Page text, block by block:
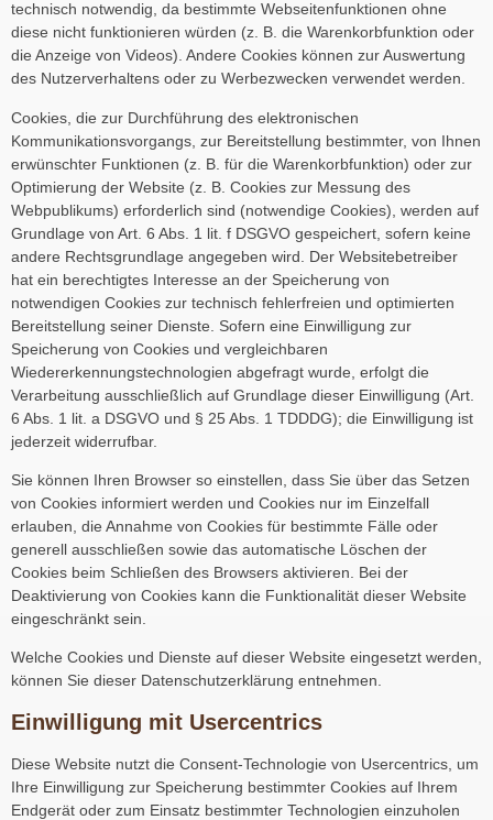
technisch notwendig, da bestimmte Webseitenfunktionen ohne
diese nicht funktionieren würden (z. B. die Warenkorbfunktion oder
die Anzeige von Videos). Andere Cookies können zur Auswertung
des Nutzerverhaltens oder zu Werbezwecken verwendet werden.
Cookies, die zur Durchführung des elektronischen
Kommunikationsvorgangs, zur Bereitstellung bestimmter, von Ihnen
erwünschter Funktionen (z. B. für die Warenkorbfunktion) oder zur
Optimierung der Website (z. B. Cookies zur Messung des
Webpublikums) erforderlich sind (notwendige Cookies), werden auf
Grundlage von Art. 6 Abs. 1 lit. f DSGVO gespeichert, sofern keine
andere Rechtsgrundlage angegeben wird. Der Websitebetreiber
hat ein berechtigtes Interesse an der Speicherung von
notwendigen Cookies zur technisch fehlerfreien und optimierten
Bereitstellung seiner Dienste. Sofern eine Einwilligung zur
Speicherung von Cookies und vergleichbaren
Wiedererkennungstechnologien abgefragt wurde, erfolgt die
Verarbeitung ausschließlich auf Grundlage dieser Einwilligung (Art.
6 Abs. 1 lit. a DSGVO und § 25 Abs. 1 TDDDG); die Einwilligung ist
jederzeit widerrufbar.
Sie können Ihren Browser so einstellen, dass Sie über das Setzen
von Cookies informiert werden und Cookies nur im Einzelfall
erlauben, die Annahme von Cookies für bestimmte Fälle oder
generell ausschließen sowie das automatische Löschen der
Cookies beim Schließen des Browsers aktivieren. Bei der
Deaktivierung von Cookies kann die Funktionalität dieser Website
eingeschränkt sein.
Welche Cookies und Dienste auf dieser Website eingesetzt werden,
können Sie dieser Datenschutzerklärung entnehmen.
Einwilligung mit Usercentrics
Diese Website nutzt die Consent-Technologie von Usercentrics, um
Ihre Einwilligung zur Speicherung bestimmter Cookies auf Ihrem
Endgerät oder zum Einsatz bestimmter Technologien einzuholen